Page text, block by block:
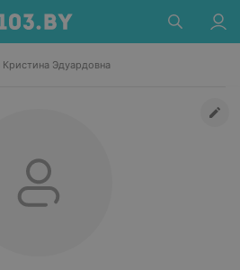
Кристина Эдуардовна